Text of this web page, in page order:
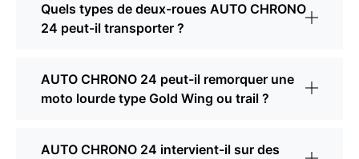
Quels types de deux-roues AUTO CHRONO
24 peut-il transporter ?
AUTO CHRONO 24 peut-il remorquer une
moto lourde type Gold Wing ou trail ?
AUTO CHRONO 24 intervient-il sur des